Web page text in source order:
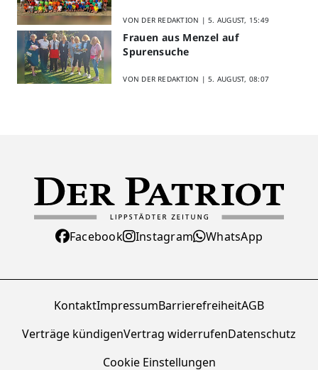
VON DER REDAKTION |5. AUGUST, 15:49
Frauen aus Menzel auf
Spurensuche
VON DER REDAKTION |5. AUGUST, 08:07
Facebook Instagram WhatsApp
KontaktImpressumBarrierefreiheitAGB
Verträge kündigenVertrag widerrufenDatenschutz
Cookie Einstellungen